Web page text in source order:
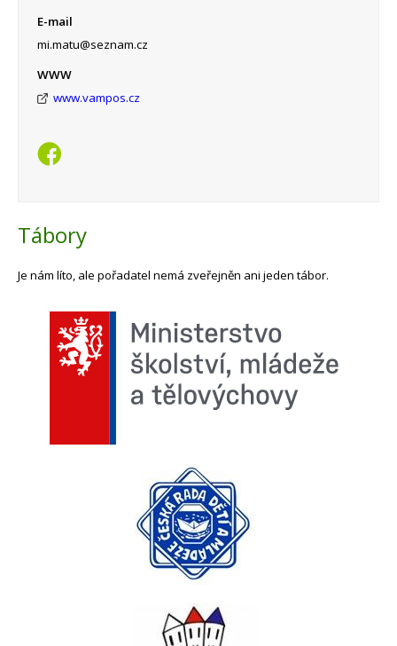
E-mail
mi.matu@seznam.cz
WWW
www.vampos.cz
Tábory
Je nám líto, ale pořadatel nemá zveřejněn ani jeden tábor.